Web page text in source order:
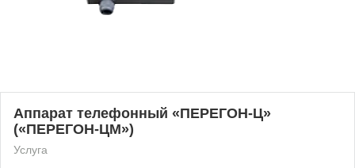
Аппарат телефонный «ПЕРЕГОН-Ц»
(«ПЕРЕГОН-ЦМ»)
Услуга